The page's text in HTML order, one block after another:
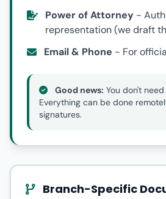
Power of Attorney -
representation (we draft
Email & Phone - For
Good news: You don't
Everything can be done
signatures.
Branch-Specific